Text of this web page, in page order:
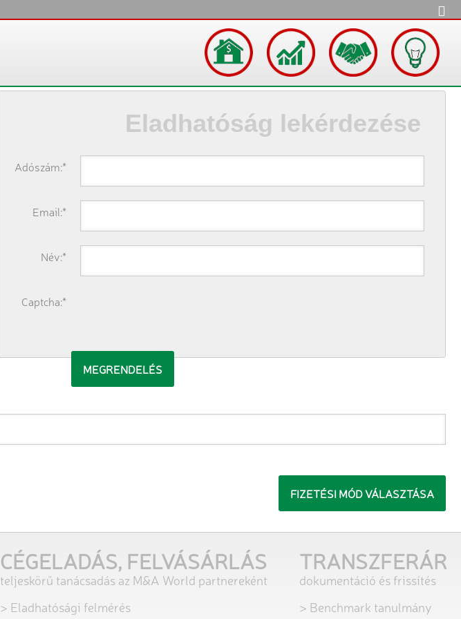
Eladhatóság lekérdezése
Adószám:*
Email:*
Név:*
Captcha:*
FIZETÉSI MÓD VÁLASZTÁSA
CÉGELADÁS, FELVÁSÁRLÁS
teljeskörű tanácsadás az M&A World partnereként
> Eladhatósági felmérés
TRANSZFERÁR
dokumentáció és frissítés
> Benchmark tanulmány